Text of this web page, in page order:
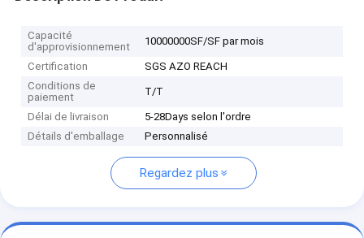
Capacité
d'approvisionnement
10000000SF/SF par mois
Certification
SGS AZO REACH
Conditions de
paiement
T/T
Délai de livraison
5-28Days selon l'ordre
Détails d'emballage
Personnalisé
Regardez plus